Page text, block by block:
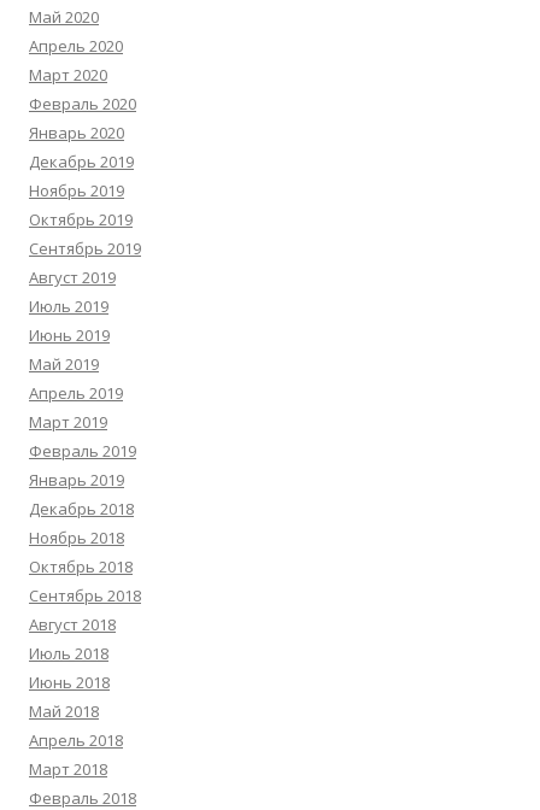
Май 2020
Апрель 2020
Март 2020
Февраль 2020
Январь 2020
Декабрь 2019
Ноябрь 2019
Октябрь 2019
Сентябрь 2019
Август 2019
Июль 2019
Июнь 2019
Май 2019
Апрель 2019
Март 2019
Февраль 2019
Январь 2019
Декабрь 2018
Ноябрь 2018
Октябрь 2018
Сентябрь 2018
Август 2018
Июль 2018
Июнь 2018
Май 2018
Апрель 2018
Март 2018
Февраль 2018